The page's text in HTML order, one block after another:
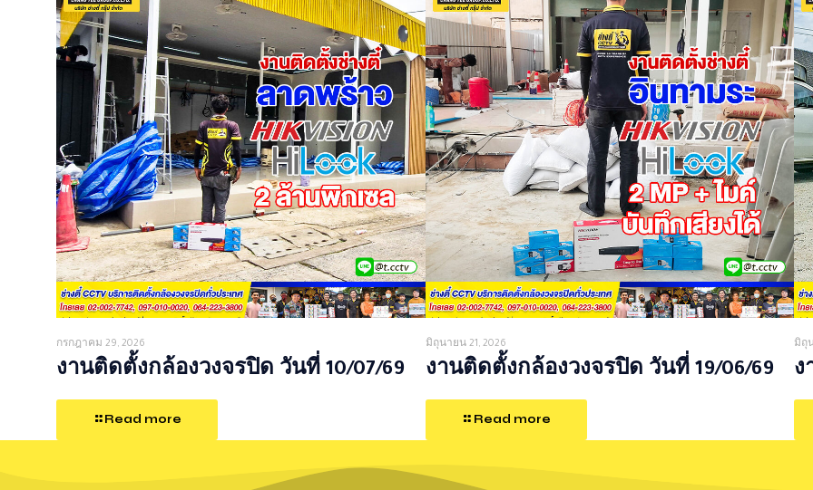
กรกฎาคม 29, 2026
งานติดตั้งกล้องวงจรปิด วันที่ 10/07/69
Read more
มิถุนายน 21, 2026
งานติดตั้งกล้องวงจรปิด วันที่ 19/06/69
Read more
มิถุ
ง